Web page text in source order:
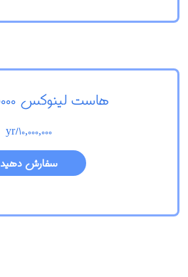
هاست لینوکس 5000 مگابایت
10,000,000
/yr
سفارش دهید